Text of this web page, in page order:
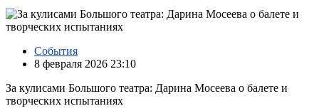
События
8 февраля 2026 23:10
За кулисами Большого театра: Дарина Мосеева о балете и
творческих испытаниях